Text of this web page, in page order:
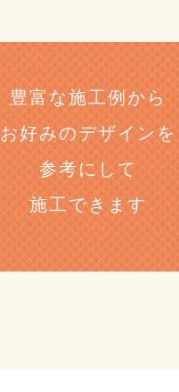
豊富な施工例から
お好みのデザインを
​参考にして
施工できます